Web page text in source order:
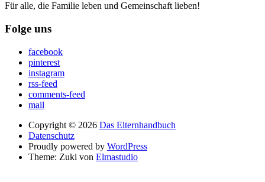
Für alle, die Familie leben und Gemeinschaft lieben!
Folge uns
facebook
pinterest
instagram
rss-feed
comments-feed
mail
Copyright © 2026 Das Elternhandbuch
Datenschutz
Proudly powered by WordPress
Theme: Zuki von Elmastudio